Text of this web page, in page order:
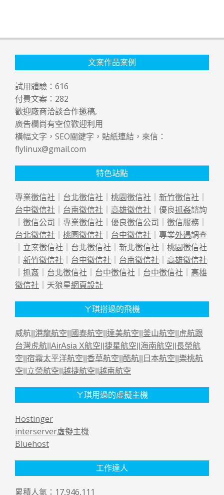
文案作品案例
試用體驗： 616
付費文案： 282
歡迎廠商洽談合作邀稿,
廣告欄尚有空位歡迎利用
橫幅文字，SEO關鍵字，貼紙連結，來信：
flylinux@gmail.com
特色站點
專業徵信社 台北徵信社 桃園徵信社 新竹徵信社
台中徵信社
台南徵信社 高雄徵信社 ｜優良抓姦諮詢
徵信公司 ｜專業徵信社 ｜優良徵信公司 徵信服務｜
台北徵信社
桃園徵信社 台中徵信社 ｜專業外遇調查
｜立案徵信社 台北徵信社 新北徵信社
桃園徵信社
新竹徵信社 台中徵信社 台南徵信社
高雄徵信社
抓姦 台北徵信社 台中徵信社 台中徵信社
高雄
徵信社 ｜天狼星網頁設計
ㄚ琪搭過的飛機
威航|| 港龍航空 國泰航空 達美航空 釜山航空
虎航跟
台灣虎航 AirAsia X航空 捷星航空 海南航空 長榮航
空 宿霧太平洋航空 香草航空 酷航 日本航空 樂桃航
空 立榮航空 越捷航空 越南航空
ㄚ琪用過的虛擬主機
Hostinger
interserver虛擬主機
Bluehost
工作達人
累積人氣：17,946,111